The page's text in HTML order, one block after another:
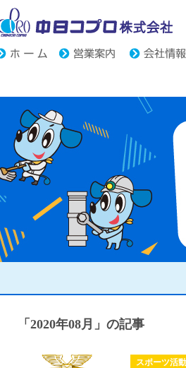
「2020年08月」の記事
スポーツ活動